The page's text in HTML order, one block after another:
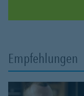
Empfehlungen